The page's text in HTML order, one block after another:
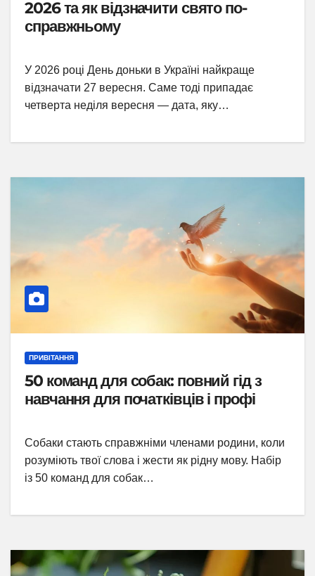
2026 та як відзначити свято по-
справжньому
У 2026 році День доньки в Україні найкраще
відзначати 27 вересня. Саме тоді припадає
четверта неділя вересня — дата, яку…
ПРИВІТАННЯ
50 команд для собак: повний гід з
навчання для початківців і профі
Собаки стають справжніми членами родини, коли
розуміють твої слова і жести як рідну мову. Набір
із 50 команд для собак…